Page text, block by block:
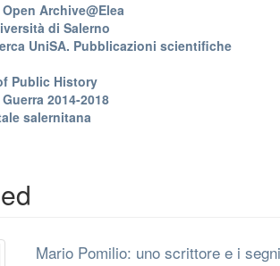
Archive@Elea
di Salerno
UniSA. Pubblicazioni scientifiche
Public History
2014-2018
salernitana
Mario Pomilio: uno scrittore e i